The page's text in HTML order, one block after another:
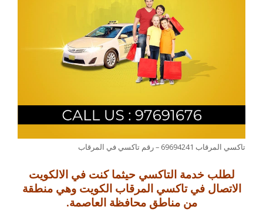
تاكسي المرقاب 69694241 – رقم تاكسي في المرقاب
لطلب خدمة التاكسي حيثما كنت في الالكويت
الاتصال في تاكسي المرقاب الكويت وهي منطقة
من مناطق محافظة العاصمة.